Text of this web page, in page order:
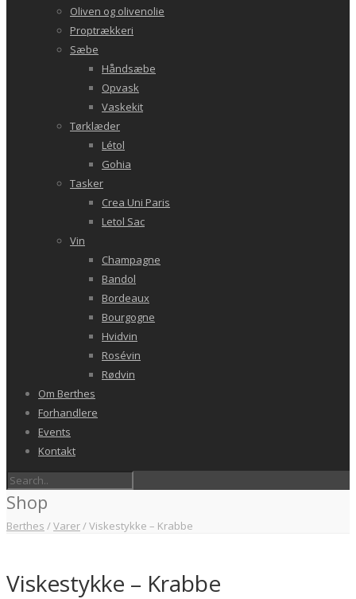
Oliven og olivenolie
Proptrækkeri
Sæbe
Håndsæbe
Opvask
Vaskekit
Tørklæder
Létol
Gohia
Tasker
Crea Uni Paris
Letol Sac
Vin
Champagne
Bandol
Bordeaux
Bourgogne
Hvidvin
Rosévin
Rødvin
Om Berthes
Forhandlere
Events
Kontakt
Shop
Berthes /Varer/Viskestykke – Krabbe
Viskestykke – Krabbe